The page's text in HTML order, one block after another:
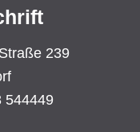
239
544449